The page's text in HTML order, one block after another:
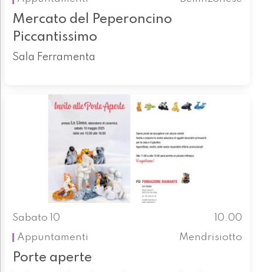
Mercato del Peperoncino
Piccantissimo
Sala Ferramenta
Sabato 10
10.00
Appuntamenti
Mendrisiotto
Porte aperte